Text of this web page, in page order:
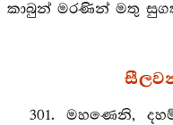
කාබුන් මරණින් මතු
301. මහණෙනි,